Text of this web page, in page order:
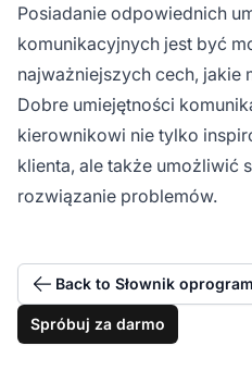
Posiadanie odpowiednich
komunikacyjnych jest być
najważniejszych cech, jakie
Dobre umiejętności
kierownikowi nie tylko
klienta, ale także umożliwić
rozwiązanie problemów.
Back to Słownik
Spróbuj za darmo